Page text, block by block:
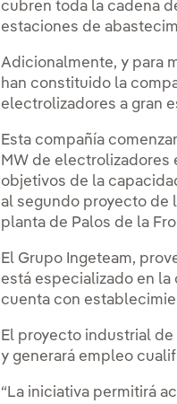
cubren toda la cadena
estaciones de
Adicionalmente, y para
han constituido la
electrolizadores a gran
Esta compañía
MW de electrolizadores
objetivos de la
al segundo proyecto de
planta de Palos de la
El Grupo Ingeteam,
está especializado en
cuenta con
El proyecto industrial
y generará empleo
“La iniciativa permitirá